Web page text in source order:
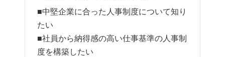
■中堅企業に合った人事制度について知り
たい
■社員から納得感の高い仕事基準の人事制
度を構築したい